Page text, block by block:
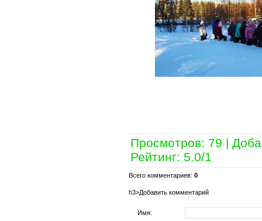
Просмотров: 79 |
Рейтинг: 5.0/1
Всего комментариев: 0
h3>Добавить комментарий
Имя: